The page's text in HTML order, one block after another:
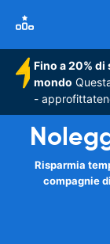
Fino a 20%
mondo
-
Risparmia
compagnie